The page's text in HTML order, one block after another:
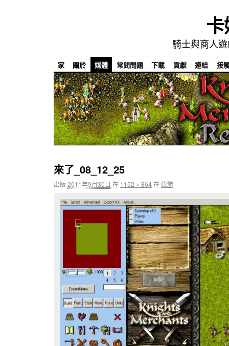
騎士與商人
家 關於 媒體 常問問題 下載 貢獻 連結 接
來了_08_12_25
出版 2011年9月30日 在 1152 × 864在媒體